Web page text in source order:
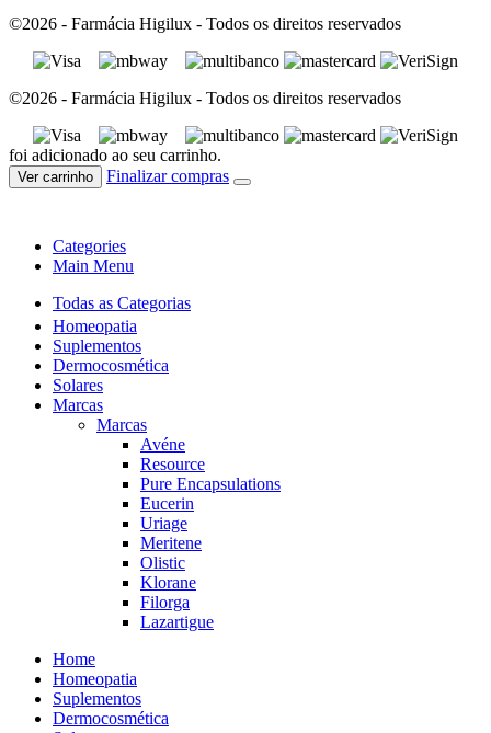
©2026 - Farmácia Higilux - Todos os direitos reservados
©2026 - Farmácia Higilux - Todos os direitos reservados
foi adicionado ao seu carrinho.
Ver carrinho Finalizar compras
Categories
Main Menu
Todas as Categorias
Homeopatia
Suplementos
Dermocosmética
Solares
Marcas
Marcas
Avéne
Resource
Pure Encapsulations
Eucerin
Uriage
Meritene
Olistic
Klorane
Filorga
Lazartigue
Home
Homeopatia
Suplementos
Dermocosmética